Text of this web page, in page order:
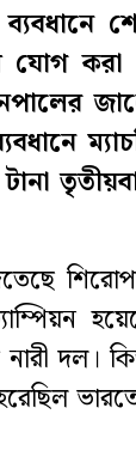
যোগ
দল।